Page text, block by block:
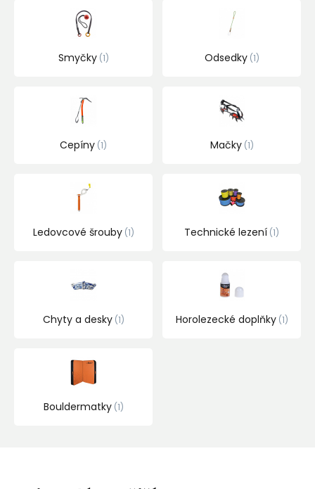
Smyčky 1 Odsedky 1
Cepíny 1 Mačky 1
Ledovcové šrouby 1 Technické lezení 1
Chyty a desky 1 Horolezecké doplňky 1
Bouldermatky 1